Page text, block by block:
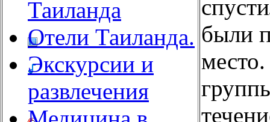
Таиланда
Отели Таиланда.
Экскурсии и
развлечения
были